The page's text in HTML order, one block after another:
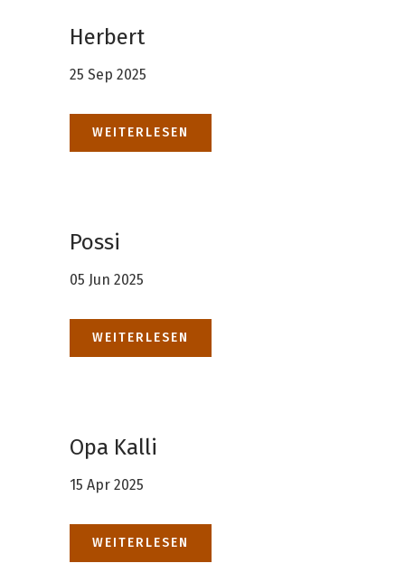
Herbert
25 Sep 2025
WEITERLESEN
Possi
05 Jun 2025
WEITERLESEN
Opa Kalli
15 Apr 2025
WEITERLESEN